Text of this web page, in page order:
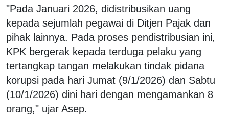
"Pada Januari 2026, didistribusikan uang
kepada sejumlah pegawai di Ditjen Pajak dan
pihak lainnya. Pada proses pendistribusian ini,
KPK bergerak kepada terduga pelaku yang
tertangkap tangan melakukan tindak pidana
korupsi pada hari Jumat (9/1/2026) dan Sabtu
(10/1/2026) dini hari dengan mengamankan 8
orang," ujar Asep.